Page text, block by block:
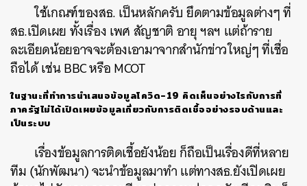
ใช้เกณฑ์ของสธ. เป็นหลักครับ ยึดตามข้อมูลต่างๆ ที่
สธ.เปิดเผย ทั้งเรื่อง เพศ สัญชาติ อายุ ฯลฯ แต่ถ้าราย
ละเอียดน้อยอาจจะต้องเอามาจากสำนักข่าวใหญ่ๆ ที่เชื่อ
ถือได้ เช่น BBC หรือ MCOT
ในฐานะที่ทำการนำเสนอข้อมูลโควิด-19 คิดเห็นอย่างไรกับการที่
ภาครัฐไม่ได้เปิดเผยข้อมูลเกี่ยวกับการติดเชื้ออย่างรอบด้านและ
เป็นระบบ
เรื่องข้อมูลการติดเชื้อยังน้อย ก็ถือเป็นเรื่องดีที่หลาย
ทีม (นักพัฒนา) จะนำข้อมูลมาทำ แต่ทางสธ.ยังเปิดเผย